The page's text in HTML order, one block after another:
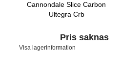
Cannondale Slice Carbon
Ultegra Crb
Pris saknas
Visa lagerinformation